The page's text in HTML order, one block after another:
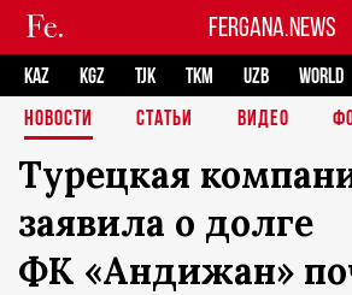
FERGANA.NEWS
KAZ KGZ TJK TKM UZB
WORLD
НОВОСТИ
СТАТЬИ ВИДЕО
Турецкая
заявила о долге
ФК «Андижан»